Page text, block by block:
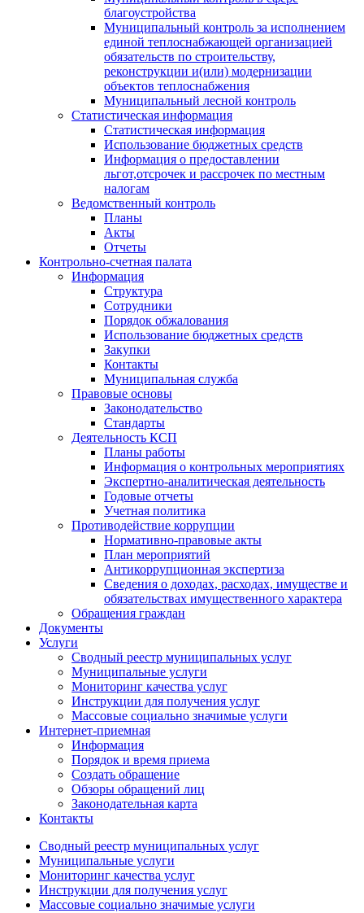
благоустройства
Муниципальный контроль за исполнением
единой теплоснабжающей организацией
обязательств по строительству,
реконструкции и(или) модернизации
объектов теплоснабжения
Муниципальный лесной контроль
Статистическая информация
Статистическая информация
Использование бюджетных средств
Информация о предоставлении
льгот,отсрочек и рассрочек по местным
налогам
Ведомственный контроль
Планы
Акты
Отчеты
Контрольно-счетная палата
Информация
Структура
Сотрудники
Порядок обжалования
Использование бюджетных средств
Закупки
Контакты
Муниципальная служба
Правовые основы
Законодательство
Стандарты
Деятельность КСП
Планы работы
Информация о контрольных мероприятиях
Экспертно-аналитическая деятельность
Годовые отчеты
Учетная политика
Противодействие коррупции
Нормативно-правовые акты
План мероприятий
Антикоррупционная экспертиза
Сведения о доходах, расходах, имуществе и
обязательствах имущественного характера
Обращения граждан
Документы
Услуги
Сводный реестр муниципальных услуг
Муниципальные услуги
Мониторинг качества услуг
Инструкции для получения услуг
Массовые социально значимые услуги
Интернет-приемная
Информация
Порядок и время приема
Создать обращение
Обзоры обращений лиц
Законодательная карта
Контакты
Сводный реестр муниципальных услуг
Муниципальные услуги
Мониторинг качества услуг
Инструкции для получения услуг
Массовые социально значимые услуги